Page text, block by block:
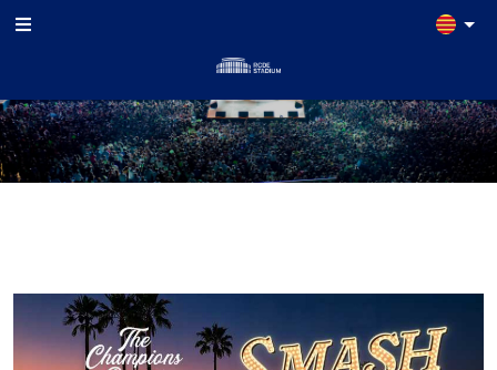
INICI
ESDEVENIMENTS
LOCALS
COMERCIALS